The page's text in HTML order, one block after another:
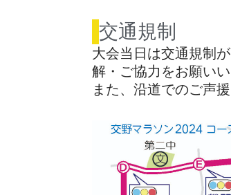
交通規制
大会当日は交通規制
解・ご協力をお願いい
また、沿道でのご声